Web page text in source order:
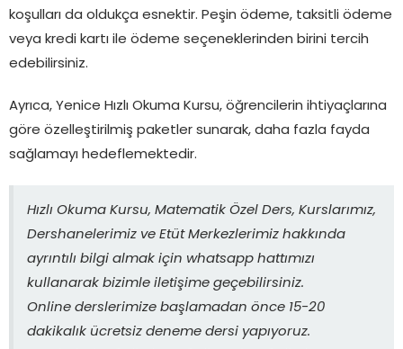
koşulları da oldukça esnektir. Peşin ödeme, taksitli ödeme
veya kredi kartı ile ödeme seçeneklerinden birini tercih
edebilirsiniz.
Ayrıca, Yenice Hızlı Okuma Kursu, öğrencilerin ihtiyaçlarına
göre özelleştirilmiş paketler sunarak, daha fazla fayda
sağlamayı hedeflemektedir.
Hızlı Okuma Kursu, Matematik Özel Ders, Kurslarımız,
Dershanelerimiz ve Etüt Merkezlerimiz hakkında
ayrıntılı bilgi almak için whatsapp hattımızı
kullanarak bizimle iletişime geçebilirsiniz.
Online derslerimize başlamadan önce 15-20
dakikalık ücretsiz deneme dersi yapıyoruz.